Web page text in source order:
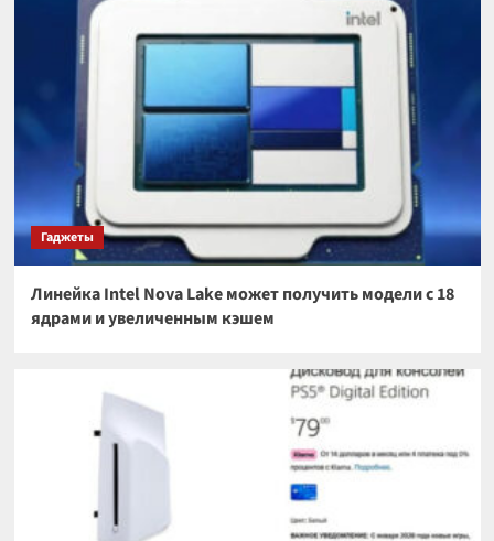
Гаджеты
Линейка Intel Nova Lake может получить модели с 18
ядрами и увеличенным кэшем